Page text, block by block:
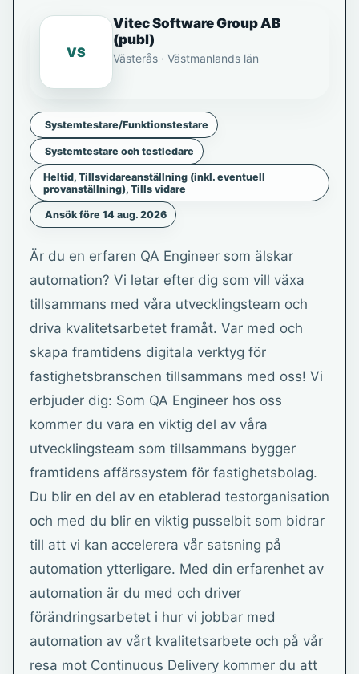
VS
Vitec Software Group AB
(publ)
Västerås · Västmanlands län
Systemtestare/Funktionstestare
Systemtestare och testledare
Heltid, Tillsvidareanställning (inkl. eventuell
provanställning), Tills vidare
Ansök före 14 aug. 2026
Är du en erfaren QA Engineer som älskar
automation? Vi letar efter dig som vill växa
tillsammans med våra utvecklingsteam och
driva kvalitetsarbetet framåt. Var med och
skapa framtidens digitala verktyg för
fastighetsbranschen tillsammans med oss! Vi
erbjuder dig: Som QA Engineer hos oss
kommer du vara en viktig del av våra
utvecklingsteam som tillsammans bygger
framtidens affärssystem för fastighetsbolag.
Du blir en del av en etablerad testorganisation
och med du blir en viktig pusselbit som bidrar
till att vi kan accelerera vår satsning på
automation ytterligare. Med din erfarenhet av
automation är du med och driver
förändringsarbetet i hur vi jobbar med
automation av vårt kvalitetsarbete och på vår
resa mot Continuous Delivery kommer du att